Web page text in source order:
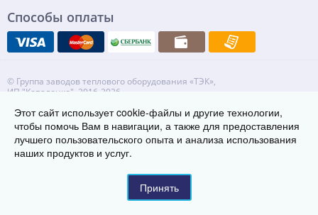
Способы оплаты
© Группа заводов теплового оборудования «ТЭК»,
ИП "Коваленко", 2016-2026
Телефон:8 800 222-29-08
Контакты
Карта сайта
Этот сайт использует cookie-файлы и другие технологии,
чтобы помочь Вам в навигации, а также для предоставления
лучшего пользовательского опыта и анализа использования
наших продуктов и услуг.
Принять